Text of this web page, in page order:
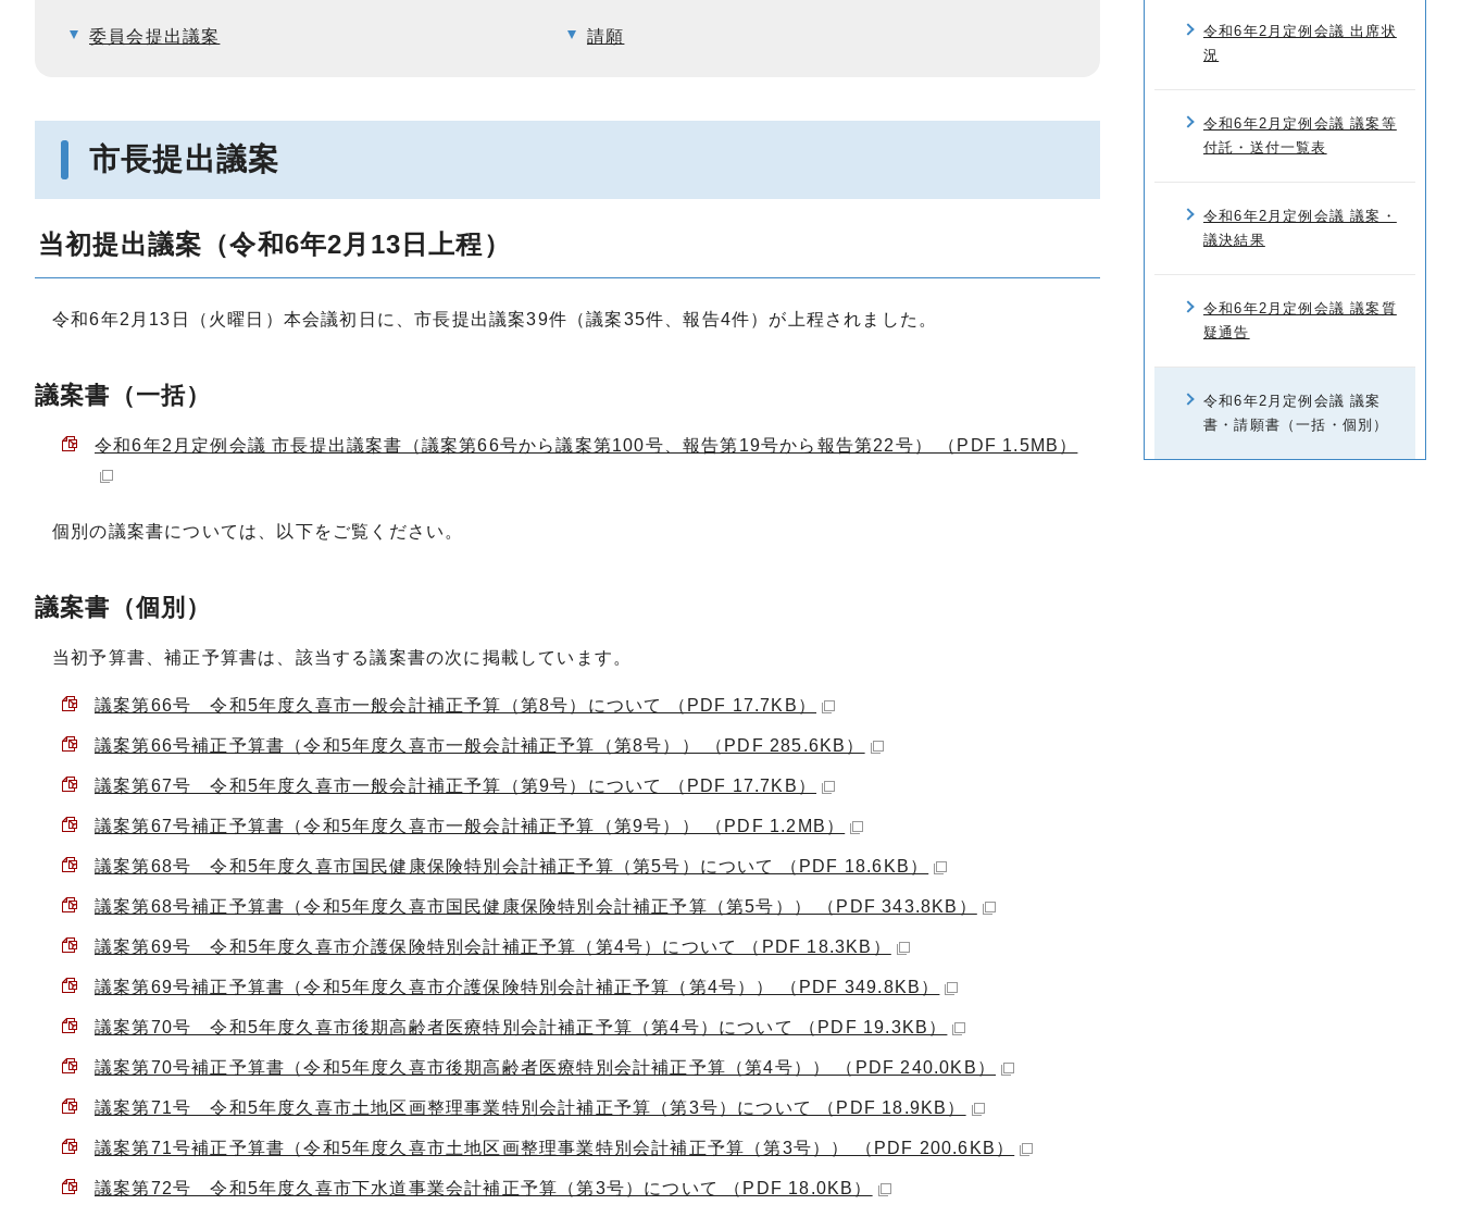
委員会提出議案 請願
市長提出議案
当初提出議案（令和6年2月13日上程）
令和6年2月13日（火曜日）本会議初日に、市長提出議案39件（議案35件、報告4件）が上程されました。
議案書（一括）
令和6年2月定例会議 市長提出議案書（議案第66号から議案第100号、報告第19号から報告第22号） （PDF 1.5MB）
個別の議案書については、以下をご覧ください。
議案書（個別）
当初予算書、補正予算書は、該当する議案書の次に掲載しています。
議案第66号 令和5年度久喜市一般会計補正予算（第8号）について （PDF 17.7KB）
議案第66号補正予算書（令和5年度久喜市一般会計補正予算（第8号）） （PDF 285.6KB）
議案第67号 令和5年度久喜市一般会計補正予算（第9号）について （PDF 17.7KB）
議案第67号補正予算書（令和5年度久喜市一般会計補正予算（第9号）） （PDF 1.2MB）
議案第68号 令和5年度久喜市国民健康保険特別会計補正予算（第5号）について （PDF 18.6KB）
議案第68号補正予算書（令和5年度久喜市国民健康保険特別会計補正予算（第5号）） （PDF 343.8KB）
議案第69号 令和5年度久喜市介護保険特別会計補正予算（第4号）について （PDF 18.3KB）
議案第69号補正予算書（令和5年度久喜市介護保険特別会計補正予算（第4号）） （PDF 349.8KB）
議案第70号 令和5年度久喜市後期高齢者医療特別会計補正予算（第4号）について （PDF 19.3KB）
議案第70号補正予算書（令和5年度久喜市後期高齢者医療特別会計補正予算（第4号）） （PDF 240.0KB）
議案第71号 令和5年度久喜市土地区画整理事業特別会計補正予算（第3号）について （PDF 18.9KB）
議案第71号補正予算書（令和5年度久喜市土地区画整理事業特別会計補正予算（第3号）） （PDF 200.6KB）
議案第72号 令和5年度久喜市下水道事業会計補正予算（第3号）について （PDF 18.0KB）
令和6年2月定例会議 出席状
況
令和6年2月定例会議 議案等
付託・送付一覧表
令和6年2月定例会議 議案・
議決結果
令和6年2月定例会議 議案質
疑通告
令和6年2月定例会議 議案
書・請願書（一括・個別）